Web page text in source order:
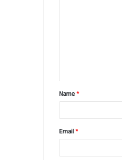
t
*Name*
Email*